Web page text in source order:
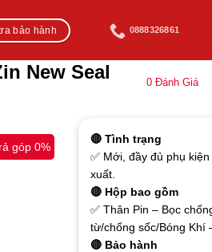
bảo hành 0888326861
New Seal
0 Đánh Giá
góp 0%
🔴 Tình trạng
✅ Mới, đầy đủ phụ
xuất.
🔴 Hộp bao gồm
✅ Thân Pin – Bọc
từ/chống sốc/Bóng Khí
🔴 Bảo hành